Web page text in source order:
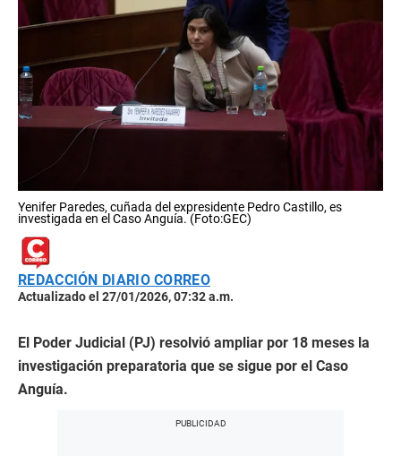
Yenifer Paredes, cuñada del expresidente Pedro Castillo, es
investigada en el Caso Anguía. (Foto:GEC)
REDACCIÓN DIARIO CORREO
Actualizado el 27/01/2026, 07:32 a.m.
El Poder Judicial (PJ) resolvió ampliar por 18 meses la
investigación preparatoria que se sigue por el Caso
Anguía.